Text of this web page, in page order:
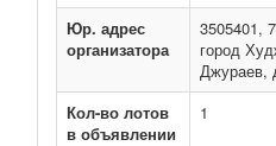
Юр. адрес
организатора
3505401,
город
Джураев,
Кол-во лотов
в объявлении
1